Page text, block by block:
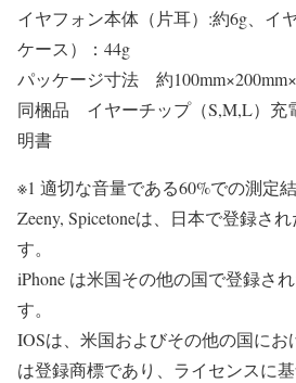
イヤフォン本体（片耳）:約6g、イ
ケース）：44g
パッケージ寸法 約
同梱品 イヤーチップ（S,M,L）充
明書
※1 適切な音量である60%での測定
Zeeny, Spicetoneは、日本で登録さ
す。
iPhone は米国その他の国で登録さ
す。
IOSは、米国およびその他の国にお
は登録商標であり、ライセンスに